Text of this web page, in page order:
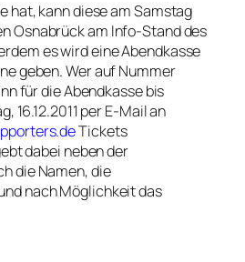
hat, kann diese am Samstag
Osnabrück am Info-Stand des
es wird eine Abendkasse
geben. Wer auf Nummer
für die Abendkasse bis
16.12.2011 per E-Mail an
Tickets
dabei neben der
die Namen, die
nach Möglichkeit das